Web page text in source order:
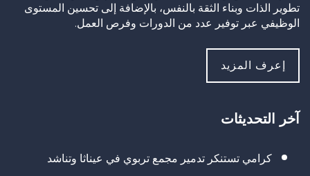
تطوير الذات وبناء الثقة بالنفس، بالإضافة إلى تحسين المستوى
الوظيفي عبر توفير عدد من الدورات وفرص العمل.
إعرف المزيد
آخر التحديثات
كرامي تستنكر تدمير مجمع تربوي في عيناثا وتناشد